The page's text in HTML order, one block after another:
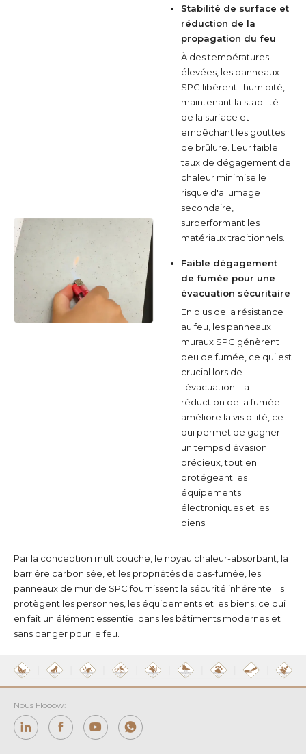
Stabilité de surface et
réduction de la
propagation du feu
À des températures
élevées, les panneaux
SPC libèrent l'humidité,
maintenant la stabilité
de la surface et
empêchant les gouttes
de brûlure. Leur faible
taux de dégagement de
chaleur minimise le
risque d'allumage
secondaire,
surperformant les
matériaux traditionnels.
Faible dégagement
de fumée pour une
évacuation sécuritaire
En plus de la résistance
au feu, les panneaux
muraux SPC génèrent
peu de fumée, ce qui est
crucial lors de
l'évacuation. La
réduction de la fumée
améliore la visibilité, ce
qui permet de gagner
un temps d'évasion
précieux, tout en
protégeant les
équipements
électroniques et les
biens.
Par la conception multicouche, le noyau chaleur-absorbant, la
barrière carbonisée, et les propriétés de bas-fumée, les
panneaux de mur de SPC fournissent la sécurité inhérente. Ils
protègent les personnes, les équipements et les biens, ce qui
en fait un élément essentiel dans les bâtiments modernes et
sans danger pour le feu.
Nous Flooow: